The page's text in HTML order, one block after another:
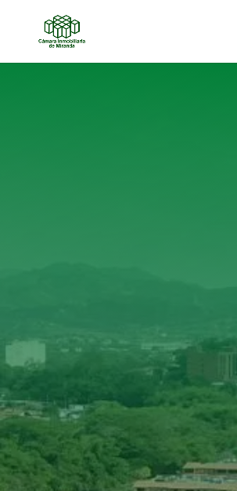

AFILIADOS CERTIFICADOS
